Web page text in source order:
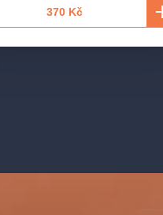
370 Kč